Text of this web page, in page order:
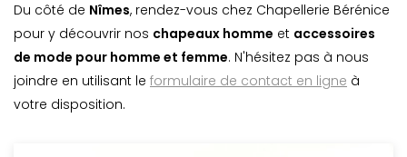
Du côté de Nîmes, rendez-vous chez Chapellerie Bérénice
pour y découvrir nos chapeaux homme et accessoires
de mode pour homme et femme. N'hésitez pas à nous
joindre en utilisant le formulaire de contact en ligne à
votre disposition.